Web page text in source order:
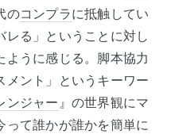
のコンプラに抵触してい
レる」ということに対し
ように感じる。脚本協力
メント」というキーワー
ンジャー』の世界観にマ
って誰かが誰かを簡単に